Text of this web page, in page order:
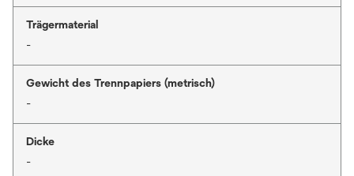
Trägermaterial
-
Gewicht des Trennpapiers (metrisch)
-
Dicke
-